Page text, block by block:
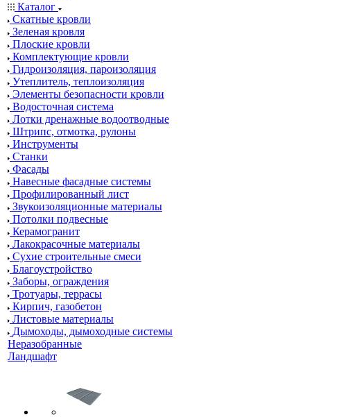
Каталог
Скатные кровли
Зеленая кровля
Плоские кровли
Комплектующие кровли
Гидроизоляция, пароизоляция
Утеплитель, теплоизоляция
Элементы безопасности кровли
Водосточная система
Лотки дренажные водоотводные
Штрипс, отмотка, рулоны
Инструменты
Станки
Фасады
Навесные фасадные системы
Профилированный лист
Звукоизоляционные материалы
Потолки подвесные
Керамогранит
Лакокрасочные материалы
Сухие строительные смеси
Благоустройство
Заборы, ограждения
Тротуары, террасы
Кирпич, газобетон
Листовые материалы
Дымоходы, дымоходные системы
Неразобранные
Ландшафт